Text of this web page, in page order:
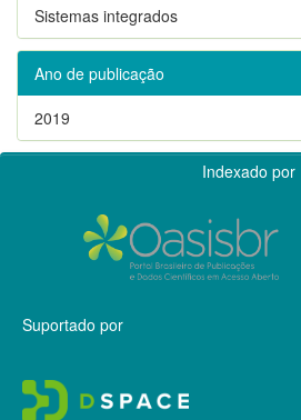
Sistemas integrados
Ano de publicação
2019
Indexado por
Suportado por